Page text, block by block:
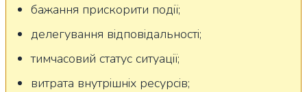
бажання прискорити події;
делегування відповідальності;
тимчасовий статус ситуації;
витрата внутрішніх ресурсів;